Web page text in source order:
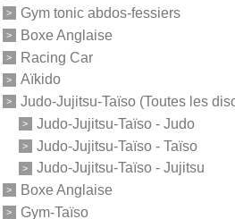
Gym tonic abdos-fessiers
Boxe Anglaise
Racing Car
Aïkido
Judo-Jujitsu-Taïso (Toutes les
Judo-Jujitsu-Taïso - Judo
Judo-Jujitsu-Taïso - Taïso
Judo-Jujitsu-Taïso - Jujitsu
Boxe Anglaise
Gym-Taïso